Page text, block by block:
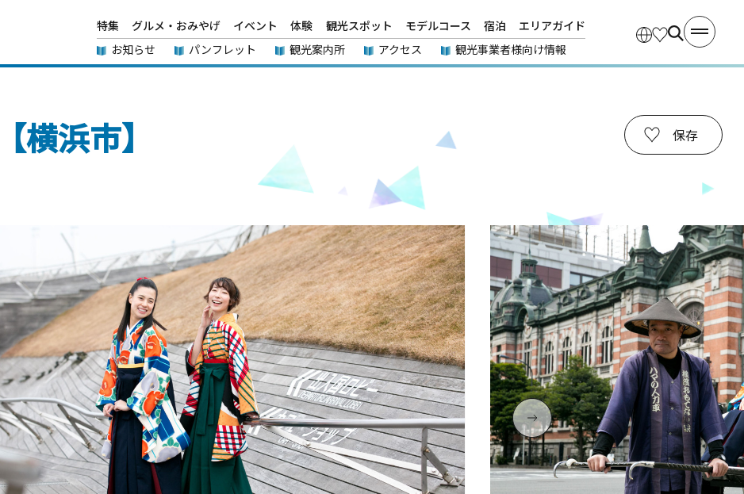
特集 グルメ・おみやげ イベント 体験 観光スポット モデルコース 宿泊
エリアガイド
お知らせ
パンフレット 観光案内所 アクセス 観光事業者様向け情報
横浜市】 保存